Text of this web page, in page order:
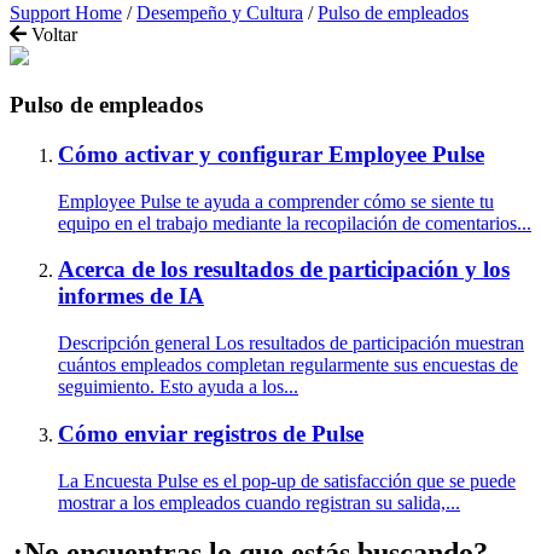
Support Home / Desempeño y Cultura / Pulso de empleados
Voltar
Pulso de empleados
Cómo activar y configurar Employee Pulse
Employee Pulse te ayuda a comprender cómo se siente tu
equipo en el trabajo mediante la recopilación de comentarios...
Acerca de los resultados de participación y los
informes de IA
Descripción general Los resultados de participación muestran
cuántos empleados completan regularmente sus encuestas de
seguimiento. Esto ayuda a los...
Cómo enviar registros de Pulse
La Encuesta Pulse es el pop-up de satisfacción que se puede
mostrar a los empleados cuando registran su salida,...